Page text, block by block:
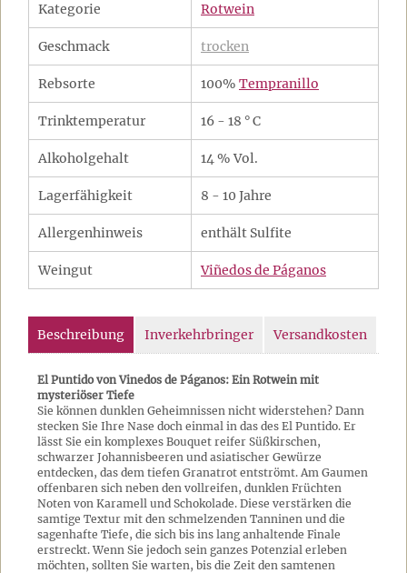
Kategorie Rotwein
Geschmack trocken
Rebsorte 100% Tempranillo
Trinktemperatur 16 - 18 ° C
Alkoholgehalt 14 % Vol.
Lagerfähigkeit 8 - 10 Jahre
Allergenhinweis enthält Sulfite
Weingut Viñedos de Páganos
Beschreibung Inverkehrbringer Versandkosten
El Puntido von Vinedos de Páganos: Ein Rotwein mit
mysteriöser Tiefe
Sie können dunklen Geheimnissen nicht widerstehen? Dann
stecken Sie Ihre Nase doch einmal in das des El Puntido. Er
lässt Sie ein komplexes Bouquet reifer Süßkirschen,
schwarzer Johannisbeeren und asiatischer Gewürze
entdecken, das dem tiefen Granatrot entströmt. Am Gaumen
offenbaren sich neben den vollreifen, dunklen Früchten
Noten von Karamell und Schokolade. Diese verstärken die
samtige Textur mit den schmelzenden Tanninen und die
sagenhafte Tiefe, die sich bis ins lang anhaltende Finale
erstreckt. Wenn Sie jedoch sein ganzes Potenzial erleben
möchten, sollten Sie warten, bis die Zeit den samtenen